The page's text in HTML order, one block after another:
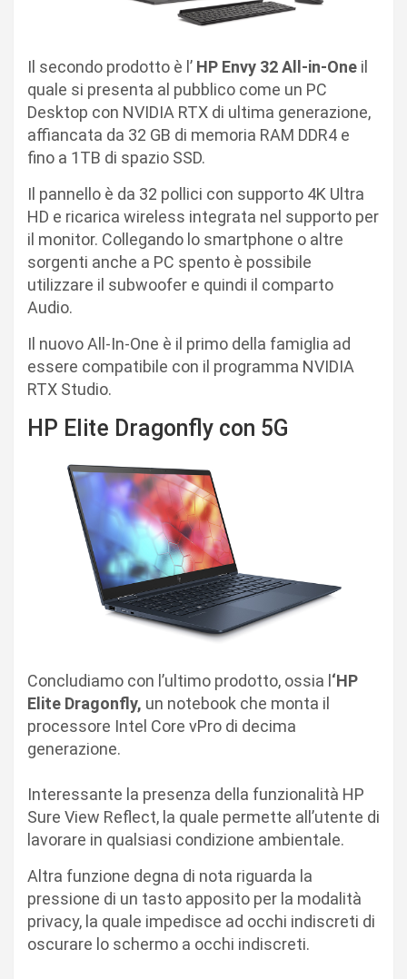
Il secondo prodotto è l’ HP Envy 32 All-in-One il
quale si presenta al pubblico come un PC
Desktop con NVIDIA RTX di ultima generazione,
affiancata da 32 GB di memoria RAM DDR4 e
fino a 1TB di spazio SSD.
Il pannello è da 32 pollici con supporto 4K Ultra
HD e ricarica wireless integrata nel supporto per
il monitor. Collegando lo smartphone o altre
sorgenti anche a PC spento è possibile
utilizzare il subwoofer e quindi il comparto
Audio.
Il nuovo All-In-One è il primo della famiglia ad
essere compatibile con il programma NVIDIA
RTX Studio.
HP Elite Dragonfly con 5G
Concludiamo con l’ultimo prodotto, ossia l‘HP
Elite Dragonfly, un notebook che monta il
processore Intel Core vPro di decima
generazione.
Interessante la presenza della funzionalità HP
Sure View Reflect, la quale permette all’utente di
lavorare in qualsiasi condizione ambientale.
Altra funzione degna di nota riguarda la
pressione di un tasto apposito per la modalità
privacy, la quale impedisce ad occhi indiscreti di
oscurare lo schermo a occhi indiscreti.